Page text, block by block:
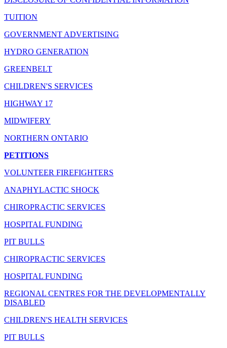
TUITION
GOVERNMENT ADVERTISING
HYDRO GENERATION
GREENBELT
CHILDREN'S SERVICES
HIGHWAY 17
MIDWIFERY
NORTHERN ONTARIO
PETITIONS
VOLUNTEER FIREFIGHTERS
ANAPHYLACTIC SHOCK
CHIROPRACTIC SERVICES
HOSPITAL FUNDING
PIT BULLS
CHIROPRACTIC SERVICES
HOSPITAL FUNDING
REGIONAL CENTRES FOR THE DEVELOPMENTALLY
DISABLED
CHILDREN'S HEALTH SERVICES
PIT BULLS